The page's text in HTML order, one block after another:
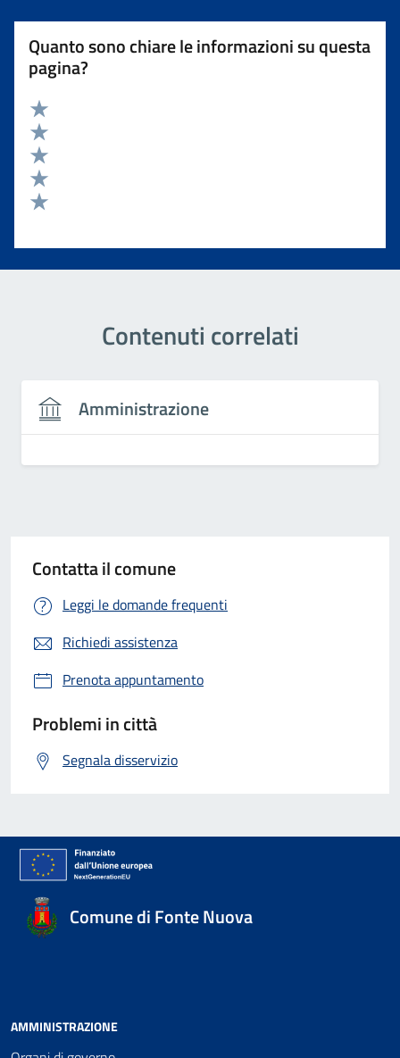
Quanto sono chiare le informazioni su questa
pagina?
Valuta 5 stelle su 5
Valuta 4 stelle su 5
Valuta 3 stelle su 5
Valuta 2 stelle su 5
Contenuti correlati
Amministrazione
Contatta il comune
Leggi le domande frequenti
Richiedi assistenza
Prenota appuntamento
Problemi in città
Segnala disservizio
Comune di Fonte Nuova
AMMINISTRAZIONE